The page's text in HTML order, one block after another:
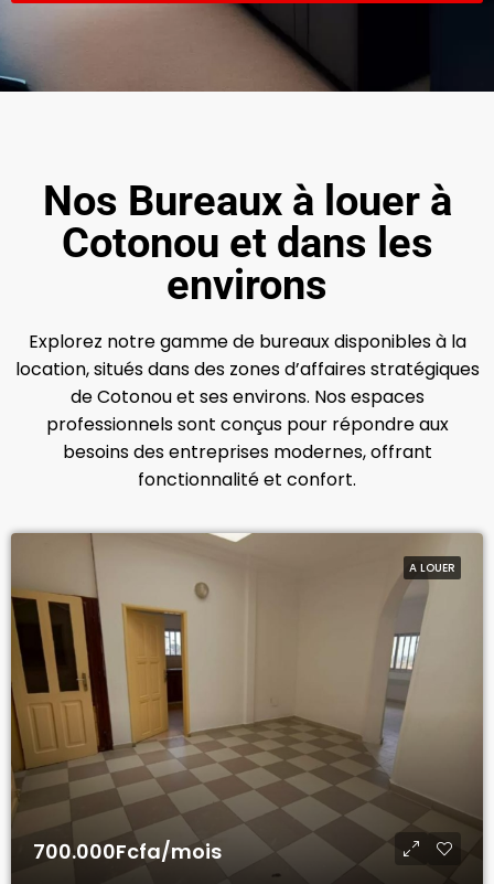
Nos Bureaux à louer à
Cotonou et dans les
environs
Explorez notre gamme de bureaux disponibles à la
location, situés dans des zones d’affaires stratégiques
de Cotonou et ses environs. Nos espaces
professionnels sont conçus pour répondre aux
besoins des entreprises modernes, offrant
fonctionnalité et confort.
A LOUER
700.000Fcfa/mois